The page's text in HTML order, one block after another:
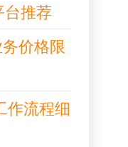
台推荐
务价格限
作流程细